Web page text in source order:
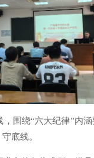
围绕“六大纪律”内
底线。